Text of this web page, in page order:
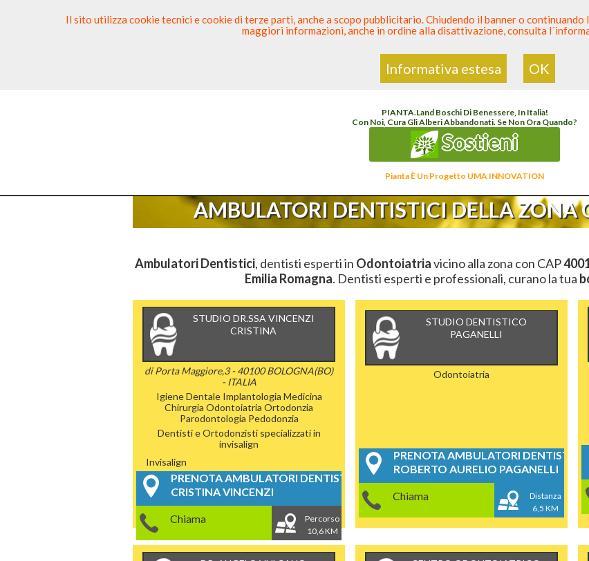
Odontoiatria>Ambulatori Dentistici Emilia Romagna
PIANTA.LandBoschi Di Benessere, In Italia!
Con Noi, Cura Gli Alberi Abbandonati. Se Non Ora Quando?
Sostieni
Pianta È Un Progetto UMA INNOVATION
AMBULATORI DENTISTICI DELLA ZONA
Ambulatori Dentistici, dentisti esperti in Odontoiatriavicino alla zona con CAP
Emilia Romagna. Dentisti esperti e professionali, curano la tua
STUDIO DR.SSA VINCENZI
CRISTINA
di Porta Maggiore,3 - 40100 BOLOGNA(BO)
- ITALIA
Igiene Dentale Implantologia Medicina
Chirurgia Odontoiatria Ortodonzia
Parodontologia Pedodonzia
Dentisti e Ortodonzisti specializzati in
invisalign
Invisalign
PRENOTA AMBULATORI DENTISTICI
CRISTINA VINCENZI
Chiama
Percorso
10,6 KM
STUDIO DENTISTICO
PAGANELLI
Odontoiatria
PRENOTA AMBULATORI DENTISTICI
ROBERTO AURELIO PAGANELLI
Chiama
Distanza
6,5 KM
Il sito utilizza cookie tecnici e cookie di terze parti, anche a scopo pubblicitario. Chiudendo il banner o
maggiori informazioni, anche in ordine alla disattivazione, consulta
Informativa estesa OK